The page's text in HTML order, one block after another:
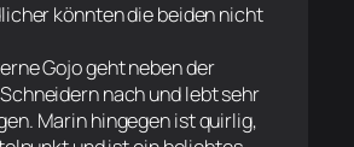
könnten die beiden nicht
Gojo geht neben der
nach und lebt sehr
Marin hingegen ist quirlig,